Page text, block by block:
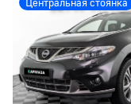
Автоцентр Кар